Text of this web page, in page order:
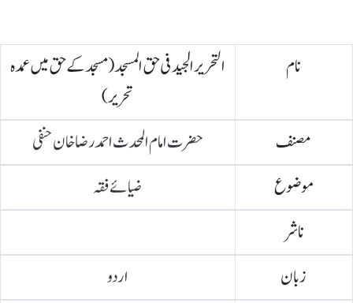
التحریر الجید فی حق المسجد (مسجد کے حق میں عمدہ
تحریر)
نام
حضرت امام المحدث احمد رضا خان حنفی
مصنف
ضیائے فقہ
موضوع
ناشر
اردو
زبان